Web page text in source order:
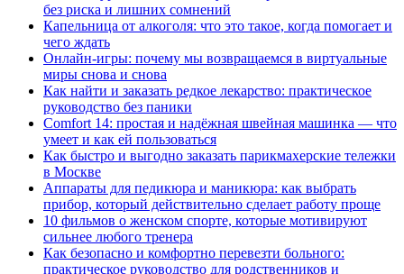
без риска и лишних сомнений
Капельница от алкоголя: что это такое, когда помогает и
чего ждать
Онлайн-игры: почему мы возвращаемся в виртуальные
миры снова и снова
Как найти и заказать редкое лекарство: практическое
руководство без паники
Comfort 14: простая и надёжная швейная машинка — что
умеет и как ей пользоваться
Как быстро и выгодно заказать парикмахерские тележки
в Москве
Аппараты для педикюра и маникюра: как выбрать
прибор, который действительно сделает работу проще
10 фильмов о женском спорте, которые мотивируют
сильнее любого тренера
Как безопасно и комфортно перевезти больного:
практическое руководство для родственников и